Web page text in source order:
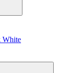
White